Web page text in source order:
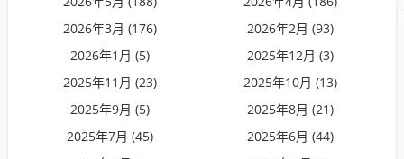
2026年3月 (176)
2026年2月 (93)
2026年1月 (5)
2025年12月 (3)
2025年11月 (23)
2025年10月 (13)
2025年9月 (5)
2025年8月 (21)
2025年7月 (45)
2025年6月 (44)